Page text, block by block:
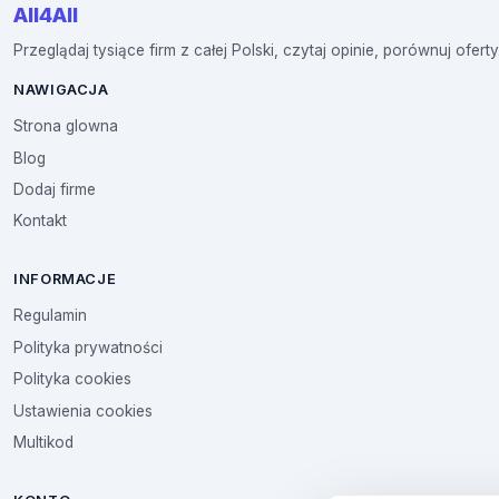
All4All
Przeglądaj tysiące firm z całej Polski, czytaj opinie, porównuj
NAWIGACJA
Strona glowna
Blog
Dodaj firme
Kontakt
INFORMACJE
Regulamin
Polityka prywatności
Polityka cookies
Ustawienia cookies
Multikod